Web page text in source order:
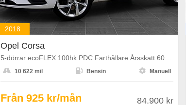
2018
Opel Corsa
5-dörrar ecoFLEX 100hk PDC Farthållare Årsskatt 602kr
 10 622 mil  Bensin  Manuell
Från 925 kr/mån 84.900 kr